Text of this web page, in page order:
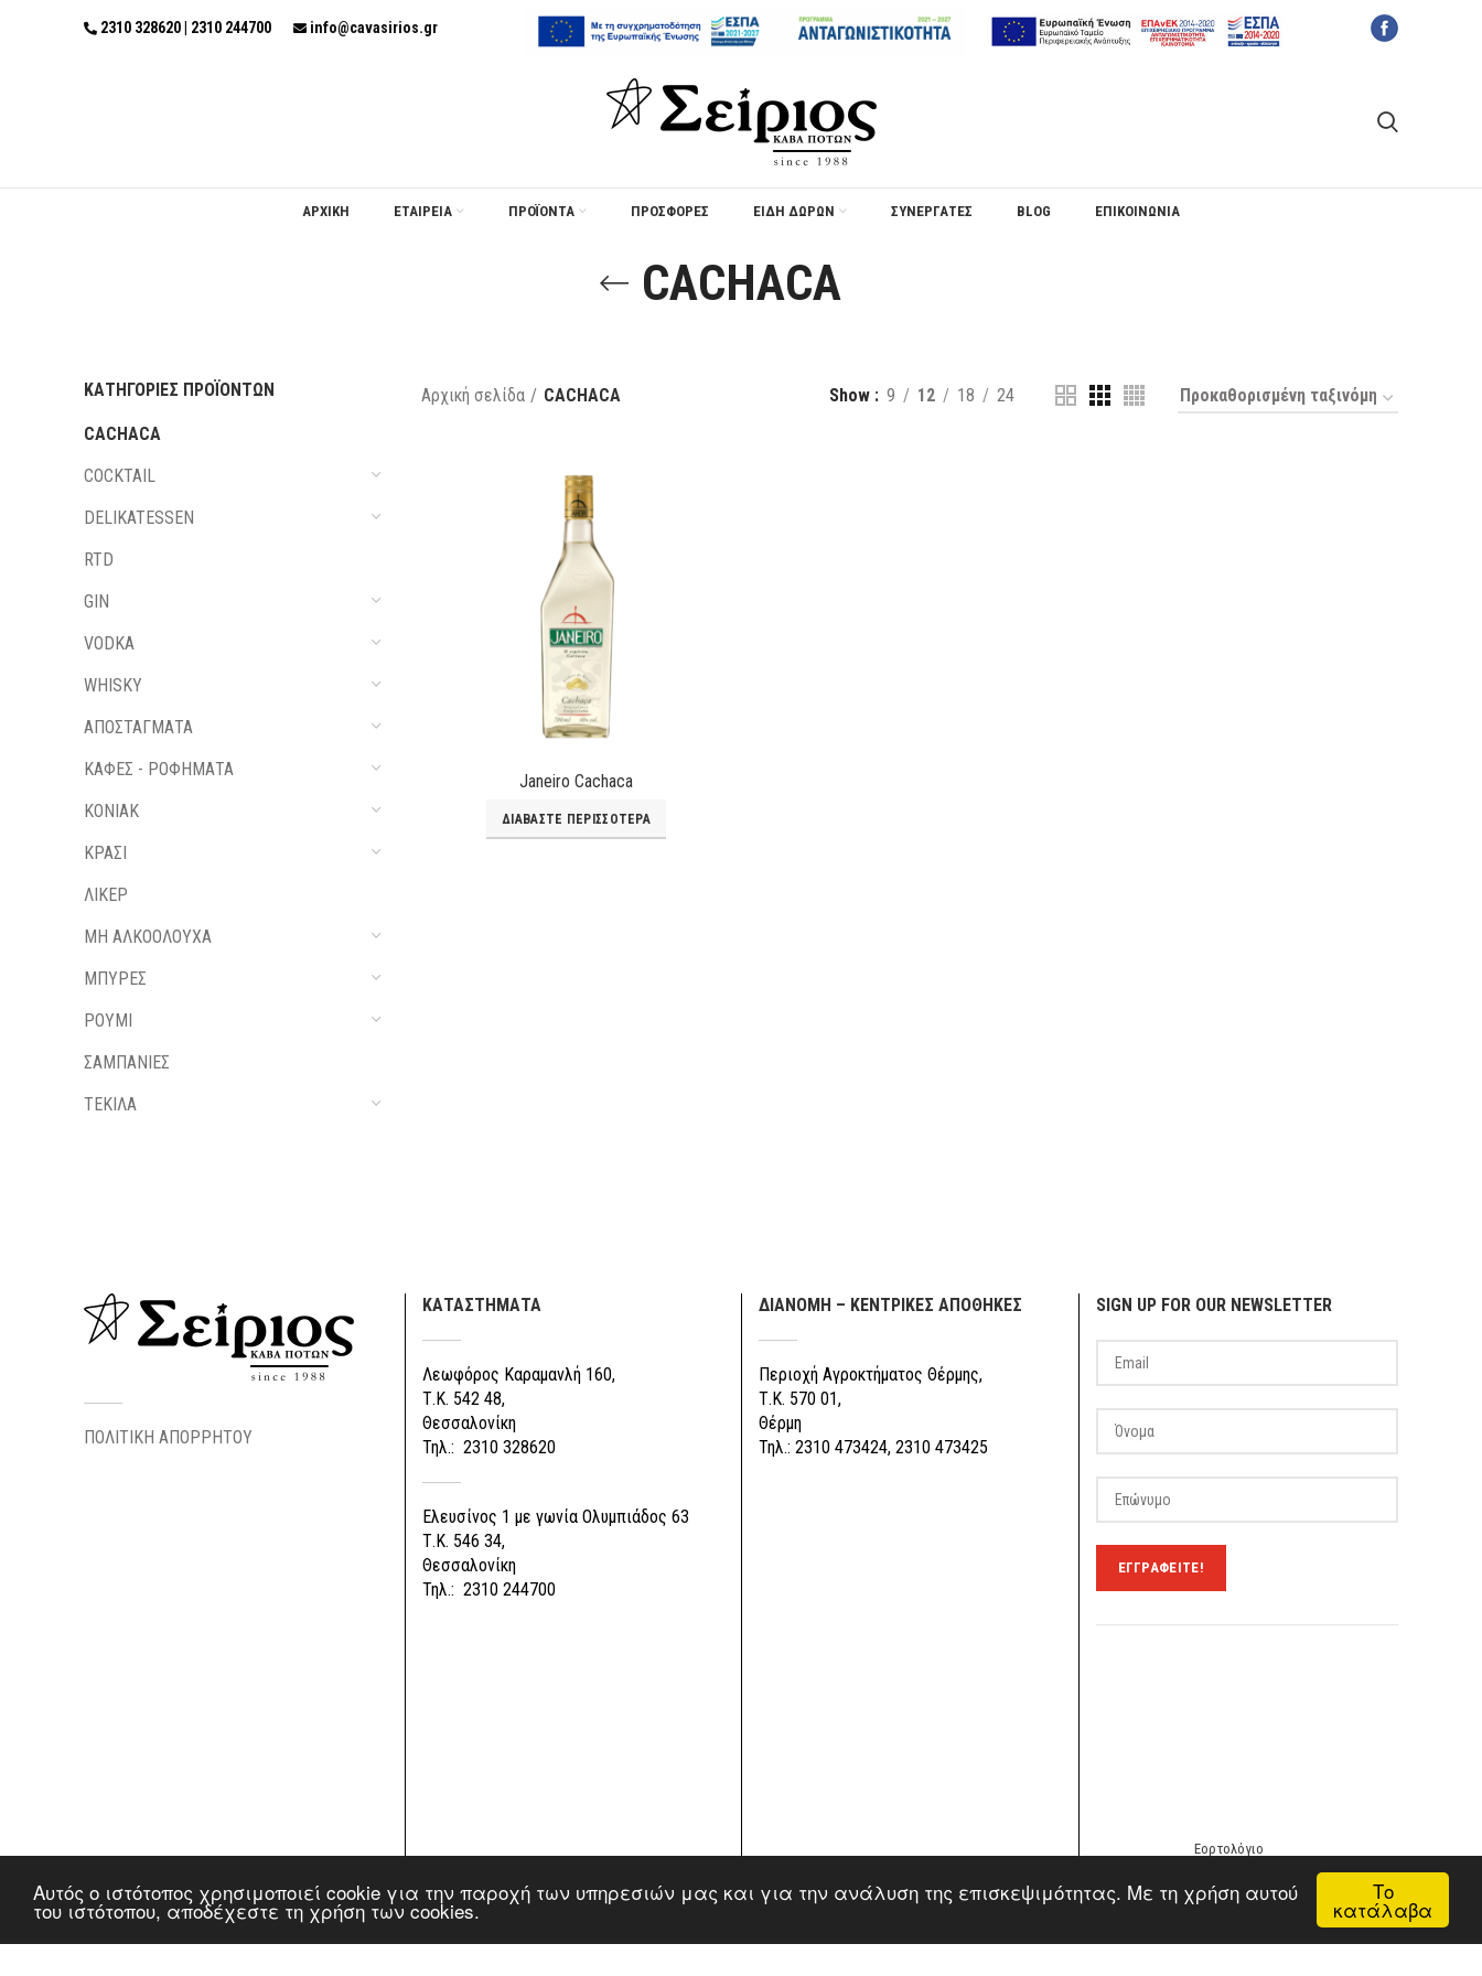
Το
κατάλαβα
Αυτός ο ιστότοπος χρησιμοποιεί cookie για την παροχή των υπηρεσιών μας και για την ανάλυση της επισκεψιμότητας. Με τη χρήση αυτού
του ιστότοπου, αποδέχεστε τη χρήση των cookies.
2310 328620 | 2310 244700 info@cavasirios.gr
ΑΡΧΙΚΗ ΕΤΑΙΡΕΙΑ ΠΡΟΪΟΝΤΑ ΠΡΟΣΦΟΡΈΣ ΕΙΔΗ ΔΩΡΩΝ ΣΥΝΕΡΓΑΤΕΣ BLOG ΕΠΙΚΟΙΝΩΝΙΑ
CACHACA
ΚΑΤΗΓΟΡΊΕΣ ΠΡΟΪΌΝΤΩΝ
CACHACA
COCKTAIL
DELIKATESSEN
RTD
GIN
VODKA
WHISKY
ΑΠΟΣΤΑΓΜΑΤΑ
ΚΑΦΕΣ - ΡΟΦΗΜΑΤΑ
ΚΟΝΙΑΚ
ΚΡΑΣΙ
ΛΙΚΕΡ
ΜΗ ΑΛΚΟΟΛΟΥΧΑ
ΜΠΥΡΕΣ
ΡΟΥΜΙ
ΣΑΜΠΑΝΙΕΣ
ΤΕΚΙΛΑ
Αρχική σελίδα CACHACA Show 9 12 18 24
Janeiro Cachaca
ΔΙΑΒΆΣΤΕ ΠΕΡΙΣΣΌΤΕΡΑ
ΠΟΛΙΤΙΚΗ ΑΠΟΡΡΗΤΟΥ
ΚΑΤΑΣΤΗΜΑΤΑ
Λεωφόρος Καραμανλή 160,
Τ.Κ. 542 48,
Θεσσαλονίκη
Τηλ.: 2310 328620
Ελευσίνος 1 με γωνία Ολυμπιάδος 63
Τ.Κ. 546 34,
Θεσσαλονίκη
Τηλ.: 2310 244700
ΔΙΑΝΟΜΗ – ΚΕΝΤΡΙΚΕΣ ΑΠΟΘΗΚΕΣ
Περιοχή Αγροκτήματος Θέρμης,
Τ.Κ. 570 01,
Θέρμη
Τηλ.: 2310 473424, 2310 473425
SIGN UP FOR OUR NEWSLETTER
Εορτολόγιο
© Copyright 2017, Σείριος Κάβα Ποτών - All Rights Reserved | Power by